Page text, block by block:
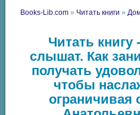
Books-Lib.com » Читать книги »
Читать книгу
слышат. Как
получать
чтобы
ограничивая